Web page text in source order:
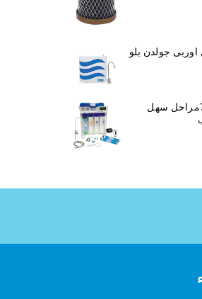
فلتر اوروبي 7مراحل سهل